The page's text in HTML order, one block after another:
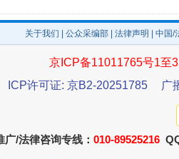
生素超标问题” 法
关于我们 公众采编部 法律声明 | 中国
京ICP备11011765号1至
ICP许可证: 京B2-20251785
广
/法律咨询专线： 010-89525216